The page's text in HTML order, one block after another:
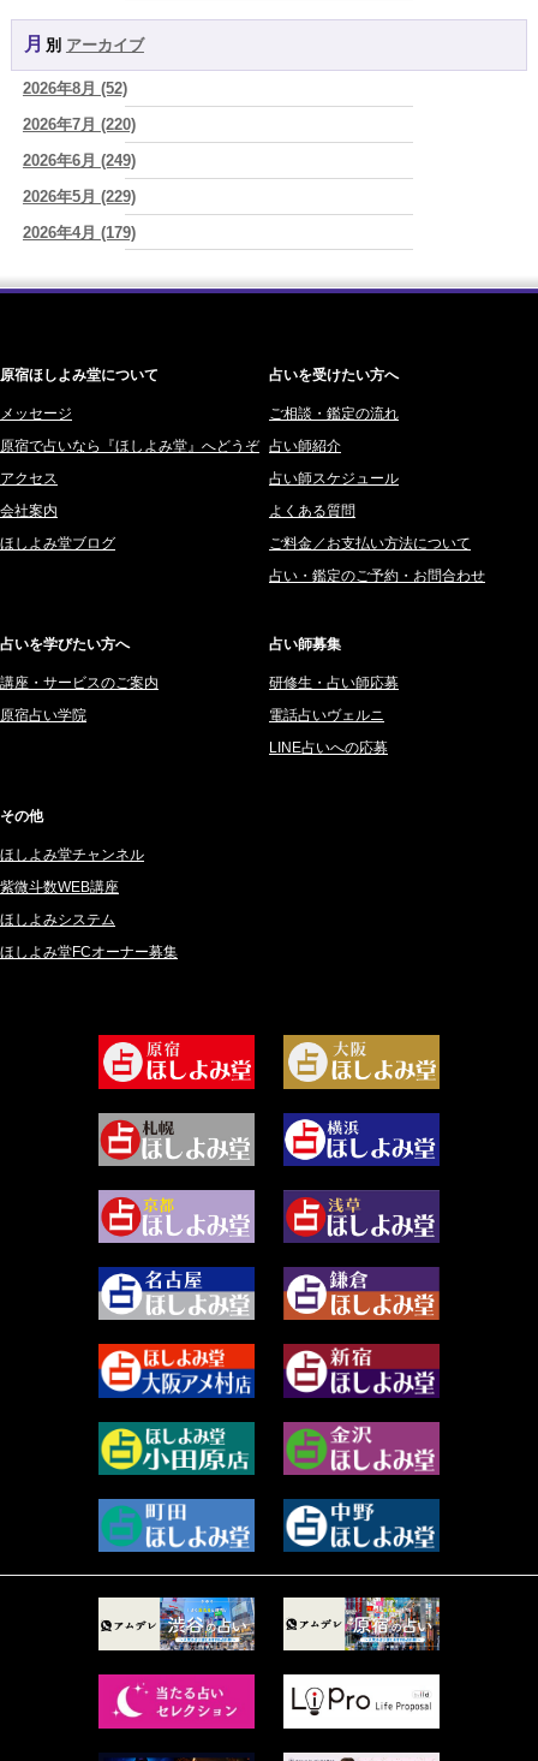
はなく、自分を裏切り続けることをやめない人 (芽百マミム)
2026/08/08
生きづらさと恋愛の悩みを繰り返すあなたへ
2026/08/08
真寿の開運Cooking 鮭が教えてくれた、"積み重ねた先にある豊か
さ" (プラタ 真寿)
2026/08/07
『頑張って好かれる』を やめてみました。届いた 一通のメッセー
ジ。 (プラタ 真寿)
2026/08/07
YOSHIKI (58)
よみ (39)
一之森 陽柑 (26)
椰奈空 (64)
ワカリミ (1)
神楽峰ヴィスカ (10)
赤羽うさぎ (341)
橘メルロ (7)
鈴喜みわこ (8)
鯖ノ実 ソニン (19)
愛音ソナタ (16)
紫村 明世 (34)
サーペント (92)
さてら (94)
桜望巴千 (270)
綺咲みゆき (22)
比呂 酒井 (59)
ロザリン (157)
坂宮 鈴果 (82)
尾羽奈美海 (95)
藻那ムール (2)
白丸モカ (180)
水浅葱 旬時 (150)
阿佐霧 峰麿 (37)
源 彩乃 (65)
美月マーシャ (213)
芽百マミム (741)
真巳華 - Mamika - (269)
プラタ 真寿 (166)
紅月Luru (5)
ルーカス伽豆海 (1111)
木杉泉風 (116)
桐野有民 (31)
月夜巳キメラ (4)
月別 アーカイブ
2026年8月 (52)
2026年7月 (220)
2026年6月 (249)
2026年5月 (229)
2026年4月 (179)
2025年12月 (201)
2025年11月 (252)
2025年10月 (242)
2025年9月 (196)
2025年8月 (182)
2024年12月 (57)
2024年11月 (38)
2024年10月 (36)
2024年9月 (39)
2024年8月 (45)
2024年5月 (92)
2024年3月 (49)
2024年2月 (40)
2024年1月 (63)
2023年12月 (86)
2023年11月 (67)
2023年10月 (36)
2023年9月 (37)
2023年8月 (46)
2023年7月 (59)
2023年6月 (73)
2023年5月 (67)
2023年4月 (73)
2023年2月 (99)
2022年12月 (72)
2022年11月 (72)
原宿ほしよみ堂について
メッセージ
原宿で占いなら『ほしよみ堂』へどうぞ
アクセス
会社案内
ほしよみ堂ブログ
占いを受けたい方へ
ご相談・鑑定の流れ
占い師紹介
占い師スケジュール
よくある質問
ご料金／お支払い方法について
占い・鑑定のご予約・お問合わせ
占いを学びたい方へ
講座・サービスのご案内
原宿占い学院
占い師募集
研修生・占い師応募
電話占いヴェルニ
LINE占いへの応募
その他
ほしよみ堂チャンネル
紫微斗数WEB講座
ほしよみシステム
ほしよみ堂FCオーナー募集